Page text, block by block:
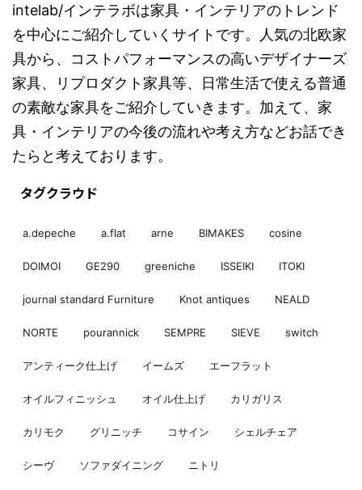
intelab/インテラボは家具・インテリアのトレンド
を中心にご紹介していくサイトです。人気の北欧家
具から、コストパフォーマンスの高いデザイナーズ
家具、リプロダクト家具等、日常生活で使える普通
の素敵な家具をご紹介していきます。加えて、家
具・インテリアの今後の流れや考え方などお話でき
たらと考えております。
タグクラウド
a.depeche a.flat arne BIMAKES cosine
DOIMOI GE290 greeniche ISSEIKI ITOKI
journal standard Furniture Knot antiques NEALD
NORTE pourannick SEMPRE SIEVE switch
アンティーク仕上げ イームズ エーフラット
オイルフィニッシュ オイル仕上げ カリガリス
カリモク グリニッチ コサイン シェルチェア
シーヴ ソファダイニング ニトリ